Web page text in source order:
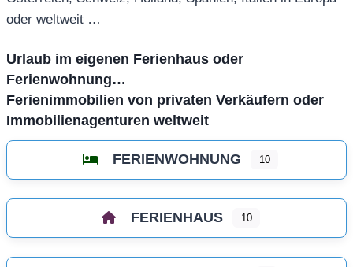
oder weltweit …
Urlaub im eigenen Ferienhaus oder
Ferienwohnung…
Ferienimmobilien von privaten Verkäufern oder
Immobilienagenturen weltweit
FERIENWOHNUNG 10
FERIENHAUS 10